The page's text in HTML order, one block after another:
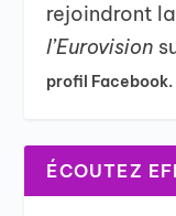
rejoindront
l’Eurovision
profil Facebook.
ÉCOUTEZ